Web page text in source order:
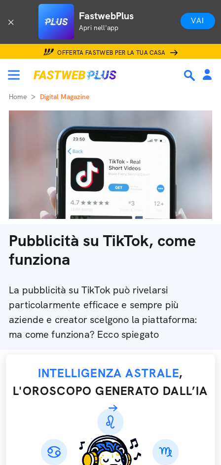
FastwebPlus
Apri nell'app
VAI
OFFERTA FASTWEB PER LA TUA CASA
Home Digital Magazine
Pubblicità su TikTok, come
funziona
La pubblicità su TikTok può rivelarsi
particolarmente efficace e sempre più
aziende e creator scelgono la piattaforma:
ma come funziona? Ecco spiegato
INTELLIGENZA ASTRALE,
L'OROSCOPO GENERATO DALL’IA